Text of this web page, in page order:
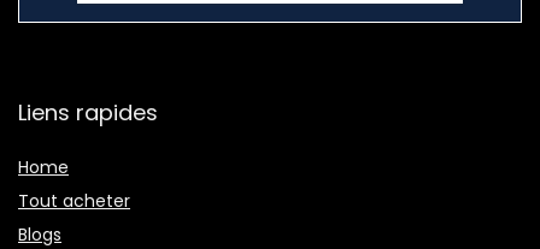
Liens rapides
Home
Tout acheter
Blogs